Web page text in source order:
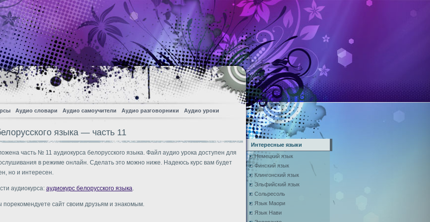
Аудио словари Аудио самоучители Аудио разговорники Аудио уроки
языка — часть 11
часть № 11 аудиокурса белорусского языка. Файл аудио урока доступен для
в режиме онлайн. Сделать это можно ниже. Надеюсь курс вам будет
но и интересен.
аудиокурса: аудиокурс белорусского языка.
порекомендуете сайт своим друзьям и знакомым.
Интересные языки
Немецкий язык
Финский язык
Клингонский язык
Эльфийский язык
Сольресоль
Язык Маори
Язык Нави